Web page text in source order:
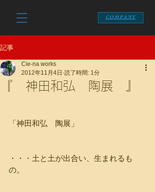
COMPANY
記事
『 神田和弘 陶展 』
Cie-na works
2012年11月4日 読了時間: 1分
「神田和弘　陶展」
・・・土と土が出合い、生まれるも
の。